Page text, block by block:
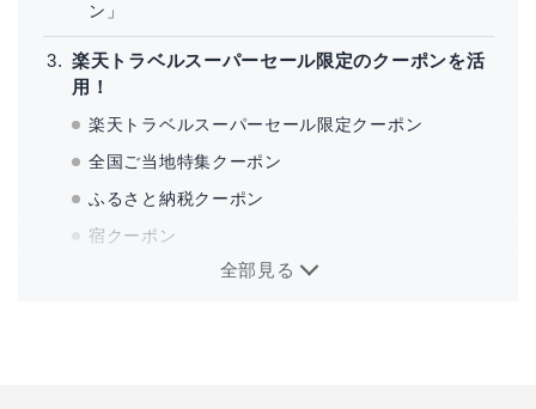
ン」
楽天トラベルスーパーセール限定のクーポンを活
用！
楽天トラベルスーパーセール限定クーポン
全国ご当地特集クーポン
ふるさと納税クーポン
宿クーポン
5と0のつく日クーポン
全部見る